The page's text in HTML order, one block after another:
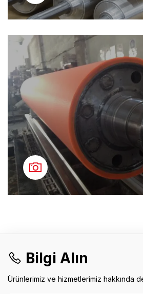
Bilgi Alın
Ürünlerimiz ve hizmetlerimiz hakkında